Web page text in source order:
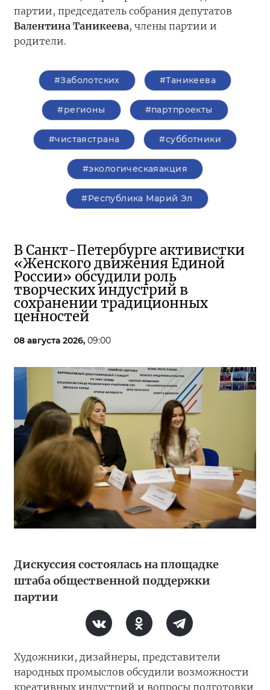
партии, председатель собрания депутатов
Валентина Таникеева, члены партии и
родители.
#Заболотских #Таникеева
#регионы #партпроекты
#чистаястрана #субботники
#экологическаяакция
#Республика Марий Эл
В Санкт-Петербурге активистки
«Женского движения Единой
России» обсудили роль
творческих индустрий в
сохранении традиционных
ценностей
08 августа 2026, 09:00
Дискуссия состоялась на площадке
штаба общественной поддержки
партии
Художники, дизайнеры, представители
народных промыслов обсудили возможности
креативных индустрий и вопросы подготовки